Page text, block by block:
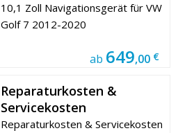
10,1 Zoll Navigationsgerät für VW
Golf 7 2012-2020
ab 649,00 €
Reparaturkosten &
Servicekosten
Reparaturkosten & Servicekosten